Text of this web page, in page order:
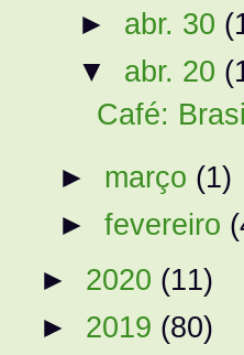
► abr. 30
▼ abr. 20
Café:
► março (1)
►fevereiro
► 2020 (11)
► 2019 (80)